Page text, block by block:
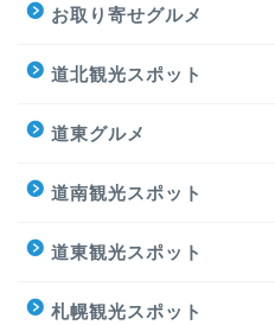
お取り寄せグルメ
道北観光スポット
道東グルメ
道南観光スポット
道東観光スポット
札幌観光スポット